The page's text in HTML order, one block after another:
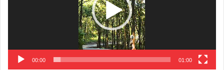
00:00 01:00